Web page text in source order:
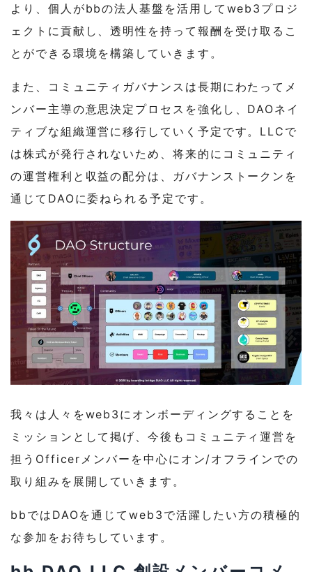
より、個人がbbの法人基盤を活用してweb3プロジ
ェクトに貢献し、透明性を持って報酬を受け取るこ
とができる環境を構築していきます。
また、コミュニティガバナンスは長期にわたってメ
ンバー主導の意思決定プロセスを強化し、DAOネイ
ティブな組織運営に移行していく予定です。LLCで
は株式が発行されないため、将来的にコミュニティ
の運営権利と収益の配分は、ガバナンストークンを
通じてDAOに委ねられる予定です。
我々は人々をweb3にオンボーディングすることを
ミッションとして掲げ、今後もコミュニティ運営を
担うOfficerメンバーを中心にオン/オフラインでの
取り組みを展開していきます。
bbではDAOを通じてweb3で活躍したい方の積極的
な参加をお待ちしています。